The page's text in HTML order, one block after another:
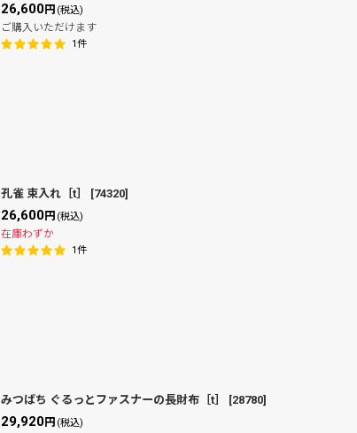
26,600円 (税込)
ご購入いただけます
1件
孔雀 束入れ［t］ [74320]
26,600円 (税込)
在庫わずか
1件
みつばち ぐるっとファスナーの長財布［t］ [28780]
29,920円 (税込)